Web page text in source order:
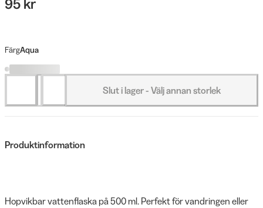
95 kr
FärgAqua
Slut i lager - Välj annan storlek
Produktinformation
Hopvikbar vattenflaska på 500 ml. Perfekt för vandringen eller